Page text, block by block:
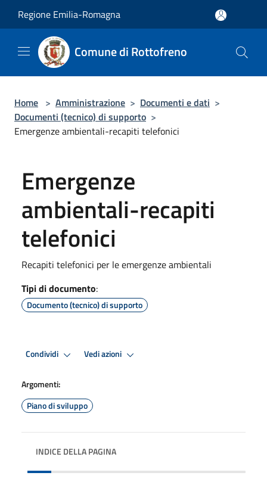
Regione Emilia-Romagna
Comune di Rottofreno
Home > Amministrazione > Documenti e dati >
Documenti (tecnico) di supporto >
Emergenze ambientali-recapiti telefonici
Emergenze
ambientali-recapiti
telefonici
Recapiti telefonici per le emergenze ambientali
Tipi di documento:
Documento (tecnico) di supporto
Condividi Vedi azioni
Argomenti:
Piano di sviluppo
INDICE DELLA PAGINA